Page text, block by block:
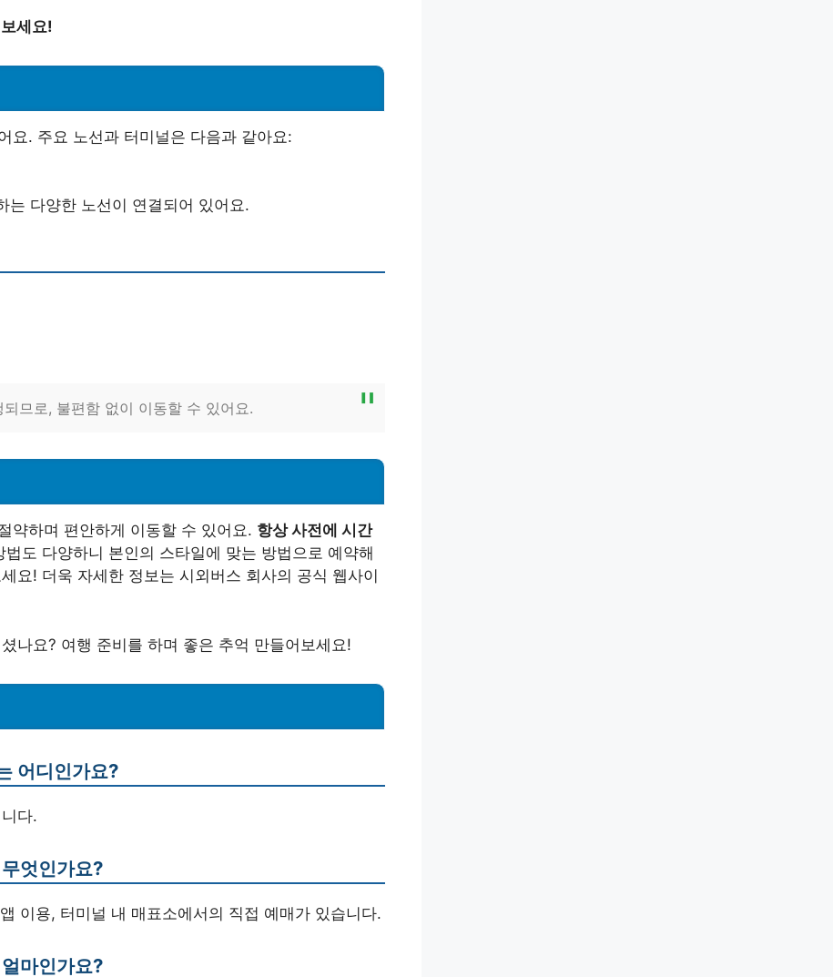
세요!
요. 주요 노선과 터미널은 다음과 같아요:
는 다양한 노선이 연결되어 있어요.
므로, 불편함 없이 이동할 수 있어요.
약하며 편안하게 이동할 수 있어요. 항상 사전에 시간
법도 다양하니 본인의 스타일에 맞는 방법으로 예약해
요! 더욱 자세한 정보는 시외버스 회사의 공식 웹사이
나요? 여행 준비를 하며 좋은 추억 만들어보세요!
어디인가요?
다.
엇인가요?
이용, 터미널 내 매표소에서의 직접 예매가 있습니다.
마인가요?